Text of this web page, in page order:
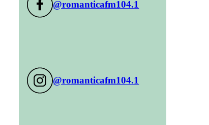
@romanticafm104.1
@romanticafm104.1